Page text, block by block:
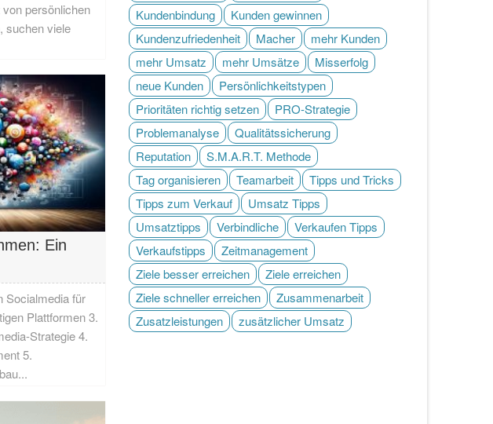
persönlichen
suchen viele
Ein
Socialmedia für
Plattformen 3.
Strategie 4.
5.
Kundenbindung
Kunden gewinnen
Kundenzufriedenheit
Macher
mehr Kunden
mehr Umsatz
mehr Umsätze
Misserfolg
neue Kunden
Persönlichkeitstypen
Prioritäten richtig setzen
PRO-Strategie
Problemanalyse
Qualitätssicherung
Reputation
S.M.A.R.T. Methode
Tag organisieren
Teamarbeit
Tipps und Tricks
Tipps zum Verkauf
Umsatz Tipps
Umsatztipps
Verbindliche
Verkaufen Tipps
Verkaufstipps
Zeitmanagement
Ziele besser erreichen
Ziele erreichen
Ziele schneller erreichen
Zusammenarbeit
Zusatzleistungen
zusätzlicher Umsatz